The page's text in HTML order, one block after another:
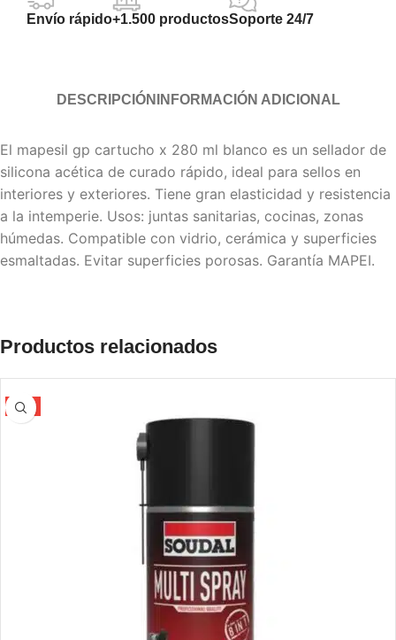
Envío rápido+1.500 productosSoporte 24/7
DESCRIPCIÓN INFORMACIÓN ADICIONAL
El mapesil gp cartucho x 280 ml blanco es un sellador de
silicona acética de curado rápido, ideal para sellos en
interiores y exteriores. Tiene gran elasticidad y resistencia
a la intemperie. Usos: juntas sanitarias, cocinas, zonas
húmedas. Compatible con vidrio, cerámica y superficies
esmaltadas. Evitar superficies porosas. Garantía MAPEI.
Productos relacionados
-5%